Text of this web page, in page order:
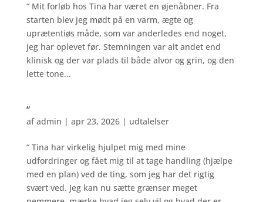
“ Mit forløb hos Tina har været en øjenåbner. Fra
starten blev jeg mødt på en varm, ægte og
uprætentiøs måde, som var anderledes end noget,
jeg har oplevet før. Stemningen var alt andet end
klinisk og der var plads til både alvor og grin, og den
lette tone...
“
afadmin | apr 23, 2026| udtalelser
“ Tina har virkelig hjulpet mig med mine
udfordringer og fået mig til at tage handling (hjælpe
med en plan) ved de ting, som jeg har det rigtig
svært ved. Jeg kan nu sætte grænser meget